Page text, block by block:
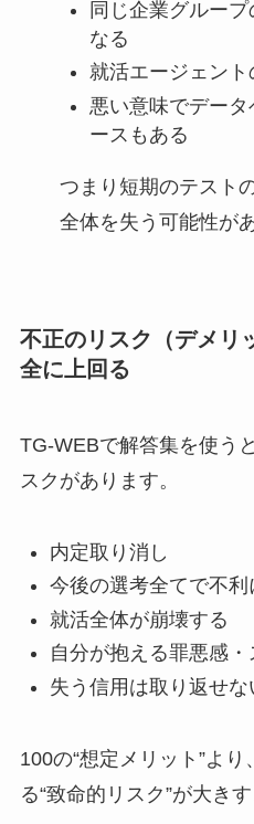
同じ企業グルー
なる
就活エージェント
悪い意味でデー
ースもある
つまり短期のテスト
全体を失う可能性が
不正のリスク（デメリ
全に上回る
TG-WEBで解答集を使う
スクがあります。
内定取り消し
今後の選考全てで不
就活全体が崩壊する
自分が抱える罪悪感・
失う信用は取り返せな
100の“想定メリット”よ
る“致命的リスク”が大き